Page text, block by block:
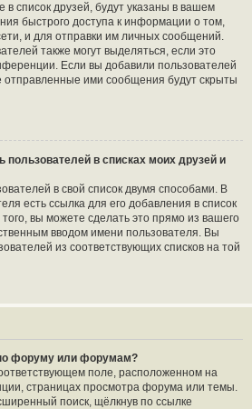
в список друзей, будут указаны в вашем
быстрого доступа к информации о том,
и для отправки им личных сообщений.
также могут выделяться, если это
Если вы добавили пользователей
отправленные ими сообщения будут скрыты
пользователей в списках моих друзей и
в свой список двумя способами. В
есть ссылка для его добавления в список
вы можете сделать это прямо из вашего
вводом имени пользователя. Вы
из соответствующих списков на той
форуму или форумам?
поле, расположенном на
страницах просмотра форума или темы.
поиск, щёлкнув по ссылке